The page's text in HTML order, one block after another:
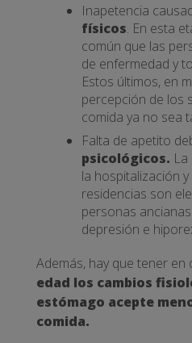
Inapetencia
físicos. En esta
común que las
de enfermedad y
Estos últimos, en
percepción de los
comida ya no sea
Falta de apetito
psicológicos.
la hospitalización
residencias son
personas
depresión e
Además, hay que tener en
edad los cambios
estómago acepte
comida.